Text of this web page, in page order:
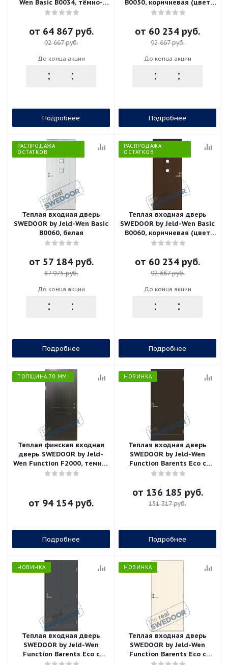
Wen Basic B0034, тёмно-
серая
от 64 867 руб.
92 667 руб.
До конца акции
Подробнее
B0050, коричневая (цвет
RR32)
от 60 234 руб.
92 667 руб.
До конца акции
Подробнее
РАСПРОДАЖА
ОСТАТКОВ
Теплая входная дверь
SWEDOOR by Jeld-Wen Basic
B0060, белая
от 57 184 руб.
87 975 руб.
До конца акции
Подробнее
РАСПРОДАЖА
ОСТАТКОВ
Теплая входная дверь
SWEDOOR by Jeld-Wen Basic
B0060, коричневая (цвет
RR32)
от 60 234 руб.
92 667 руб.
До конца акции
Подробнее
ТОЛЩИНА 70 ММ!
Теплая финская входная
дверь SWEDOOR by Jeld-
Wen Function F2000, темно-
серая (цвет RR23)
от 94 154 руб.
Подробнее
НОВИНКА
Теплая входная дверь
SWEDOOR by Jeld-Wen
Function Barents Eco с
замком ASSA 565, высотой
от 136 185 руб.
151 317 руб.
Подробнее
НОВИНКА
Теплая входная дверь
SWEDOOR by Jeld-Wen
Function Barents Eco с
замком ASSA 565, высотой
НОВИНКА
Теплая входная дверь
SWEDOOR by Jeld-Wen
Function Barents Eco с
замком ASSA 565, высотой